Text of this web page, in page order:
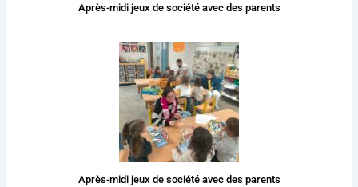
Après-midi jeux de société avec des parents
Après-midi jeux de société avec des parents